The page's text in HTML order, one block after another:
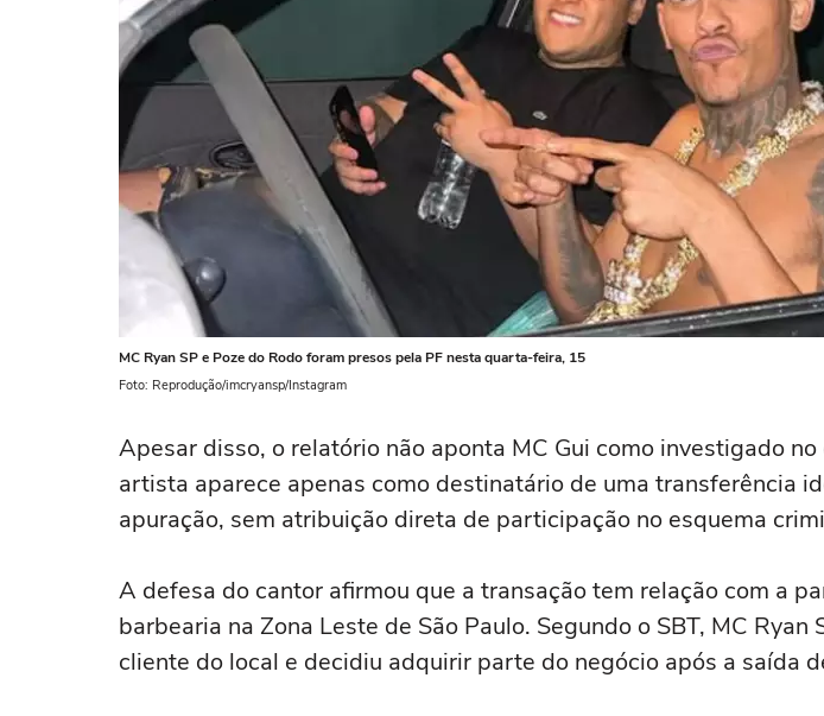
MC Ryan SP e Poze do Rodo foram presos pela PF nesta quarta-feira, 15
Foto: Reprodução/imcryansp/Instagram
Apesar disso, o relatório não aponta MC Gui como investigado no
artista aparece apenas como destinatário de uma transferência
apuração, sem atribuição direta de participação no esquema
A defesa do cantor afirmou que a transação tem relação com a
barbearia na Zona Leste de São Paulo. Segundo o SBT, MC Ryan
cliente do local e decidiu adquirir parte do negócio após a saída